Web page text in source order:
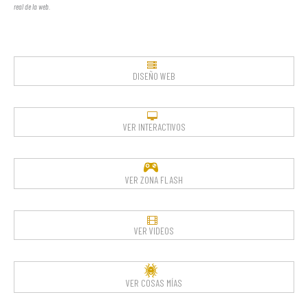
real de la web.
DISEÑO WEB
VER INTERACTIVOS
VER ZONA FLASH
VER VIDEOS
VER COSAS MÍAS